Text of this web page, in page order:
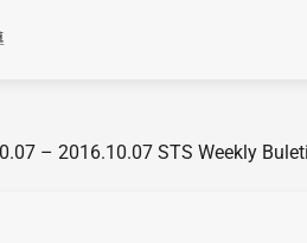
– 2016.10.07 STS Weekly